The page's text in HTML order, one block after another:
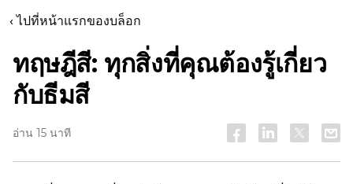
‹ ไปที่หน้าแรกของบล็อก
ทฤษฎีสี: ทุกสิ่งที่คุณต้องรู้เกี่ยว
กับธีมสี
อ่าน 15 นาที